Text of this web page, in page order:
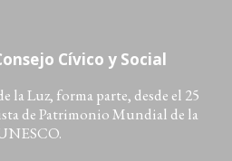
Cívico y Social
la Luz, forma parte, desde el 25
de Patrimonio Mundial de la